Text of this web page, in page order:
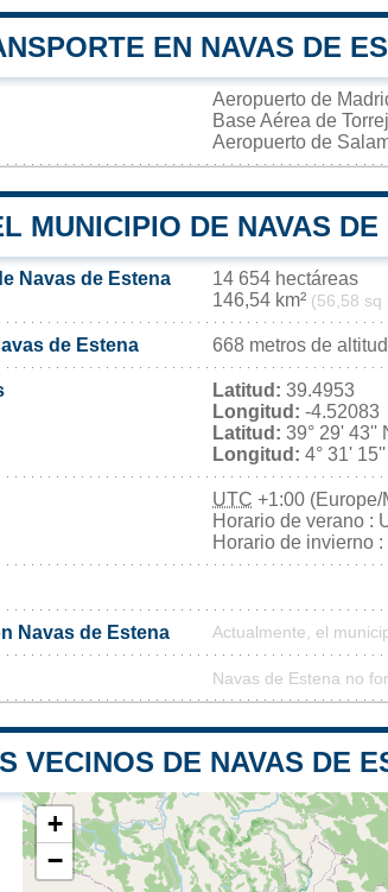
EN NAVAS DE
Aeropuerto de
Base Aérea de
Aeropuerto de
MUNICIPIO DE NAVAS DE
Navas de Estena
14 654 hectáreas
146,54 km² (56,58 sq
de Estena 668 metros de altitud
Latitud: 39.4953
Longitud: -4.52083
Latitud: 39° 29' 43''
Longitud: 4° 31'
UTC +1:00 (Europe/
Horario de verano :
Horario de invierno
Navas de Estena Actualmente, el
Navas de Estena no
VECINOS DE NAVAS DE
+
−